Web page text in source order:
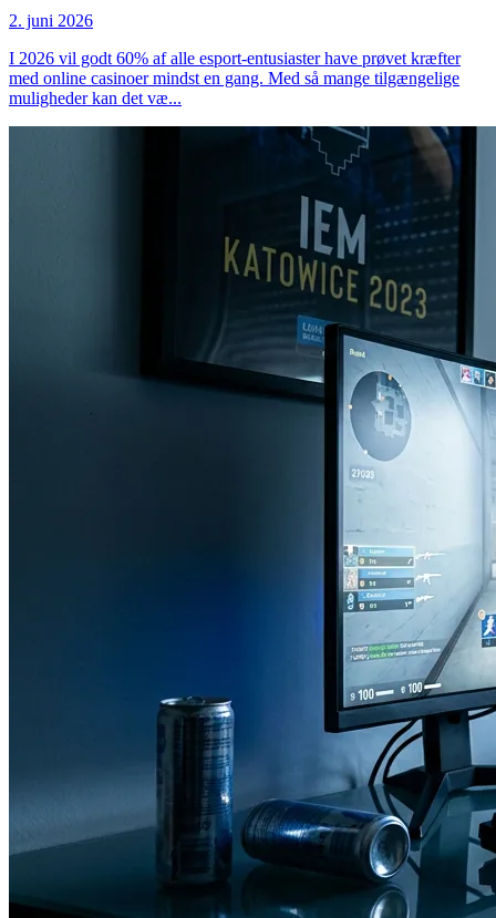
2. juni 2026
I 2026 vil godt 60% af alle esport-entusiaster have prøvet kræfter
med online casinoer mindst en gang. Med så mange tilgængelige
muligheder kan det væ...